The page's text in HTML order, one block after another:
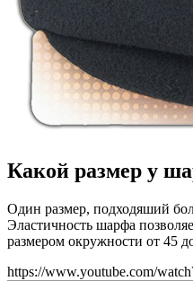
Какой размер у
Один размер, подходяший
Эластичность шарфа
размером окружности от 45
https://www.youtube.com/